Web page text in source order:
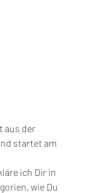
aus der
startet am
ich Dir in
wie Du